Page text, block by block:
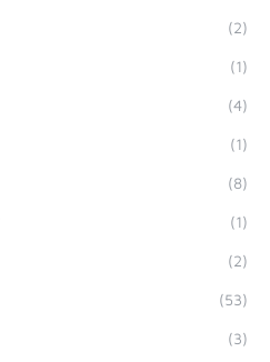
(2)
(1)
(4)
(1)
(8)
(1)
(2)
(53)
(3)